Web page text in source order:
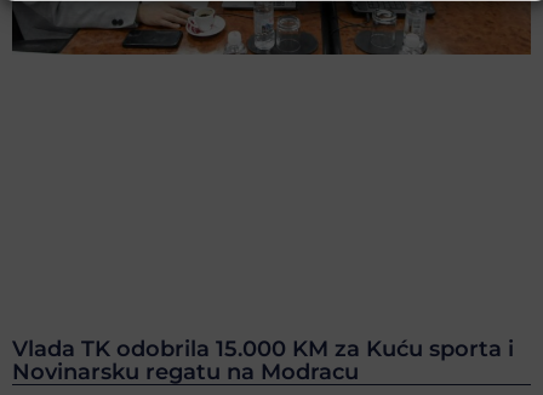
Vlada TK odobrila 15.000 KM za Kuću sporta i
Novinarsku regatu na Modracu